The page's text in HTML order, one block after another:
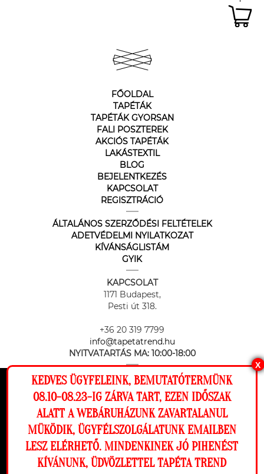
Ez a weboldal cookie-kat használ, hogy a
lehető legjobb élményt nyújtsa honlapunkon.
Beállítások
Elutasítom Engedélyezem
FŐOLDAL
TAPÉTÁK
TAPÉTÁK GYORSAN
FALI POSZTEREK
AKCIÓS TAPÉTÁK
LAKÁSTEXTIL
BLOG
BEJELENTKEZÉS
KAPCSOLAT
REGISZTRÁCIÓ
ÁLTALÁNOS SZERZŐDÉSI FELTÉTELEK
ADETVÉDELMI NYILATKOZAT
KÍVÁNSÁGLISTÁM
GYIK
KAPCSOLAT
1171 Budapest,
Pesti út 318.
+36 20 319 7799
info@tapetatrend.hu
NYITVATARTÁS MA: 10:00-18:00
Az online fizetést a Barion Payment Zrt. biztosítja, MNB engedély
száma: H-EN-I-1064/2013
X
KEDVES ÜGYFELEINK, BEMUTATÓTERMÜNK
08.10-08.23-IG ZÁRVA TART, EZEN IDŐSZAK
ALATT A WEBÁRUHÁZUNK ZAVARTALANUL
MÜKÖDIK, ÜGYFÉLSZOLGÁLATUNK EMAILBEN
LESZ ELÉRHETŐ. MINDENKINEK JÓ PIHENÉST
KÍVÁNUNK, ÜDVÖZLETTEL TAPÉTA TREND